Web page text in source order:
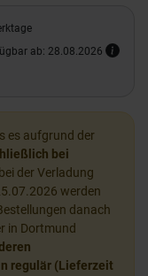
ab: 28.08.2026
es aufgrund der
bei
der Verladung
werden
danach
in Dortmund
regulär (Lieferzeit